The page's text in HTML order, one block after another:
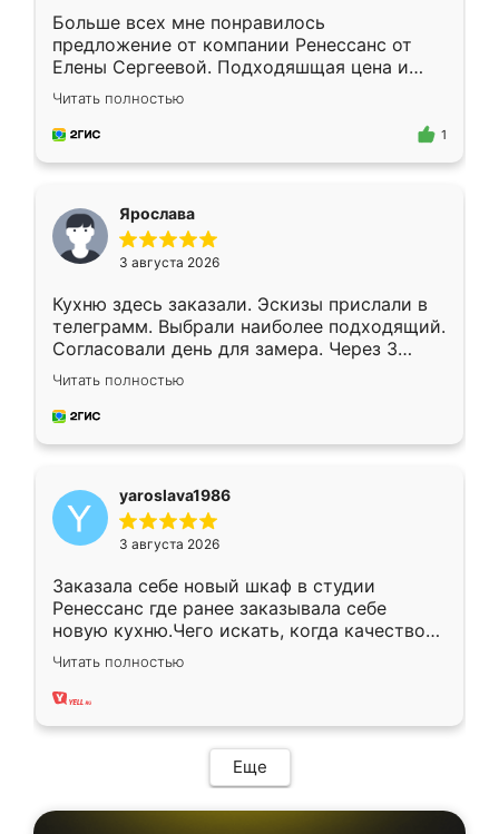
Больше всех мне понравилось
предложение от компании Ренессанс от
Елены Сергеевой. Подходяшщая цена и
короткие сроки изготовления. Приехавший
для замера сотрудник Владислав
предложил по моему эскизу самый
Читать полностью
1
Ярослава
3 августа 2026
Кухню здесь заказали. Эскизы прислали в
телеграмм. Выбрали наиболее подходящий.
Согласовали день для замера. Через 3
недели кухня была уже готова. Остались
довольны работой. Спасибо Ренессанс
мебель за качественную работу!
Читать полностью
yaroslava1986
3 августа 2026
Заказала себе новый шкаф в студии
Ренессанс где ранее заказывала себе
новую кухню.Чего искать, когда качеством
вполне довольна. Служит кухня уже почти
два года, нареканий нет.
Читать полностью
Еще